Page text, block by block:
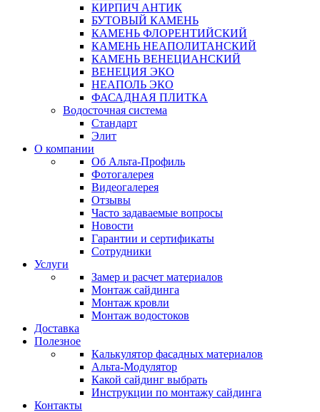
КИРПИЧ АНТИК
БУТОВЫЙ КАМЕНЬ
КАМЕНЬ ФЛОРЕНТИЙСКИЙ
КАМЕНЬ НЕАПОЛИТАНСКИЙ
КАМЕНЬ ВЕНЕЦИАНСКИЙ
ВЕНЕЦИЯ ЭКО
НЕАПОЛЬ ЭКО
ФАСАДНАЯ ПЛИТКА
Водосточная система
Стандарт
Элит
О компании
Об Альта-Профиль
Фотогалерея
Видеогалерея
Отзывы
Часто задаваемые вопросы
Новости
Гарантии и сертификаты
Сотрудники
Услуги
Замер и расчет материалов
Монтаж сайдинга
Монтаж кровли
Монтаж водостоков
Доставка
Полезное
Калькулятор фасадных материалов
Альта-Модулятор
Какой сайдинг выбрать
Инструкции по монтажу сайдинга
Контакты